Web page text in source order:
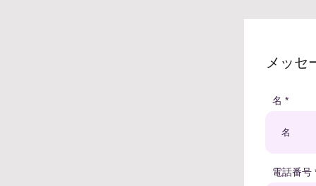
メッセ
名
電話番号